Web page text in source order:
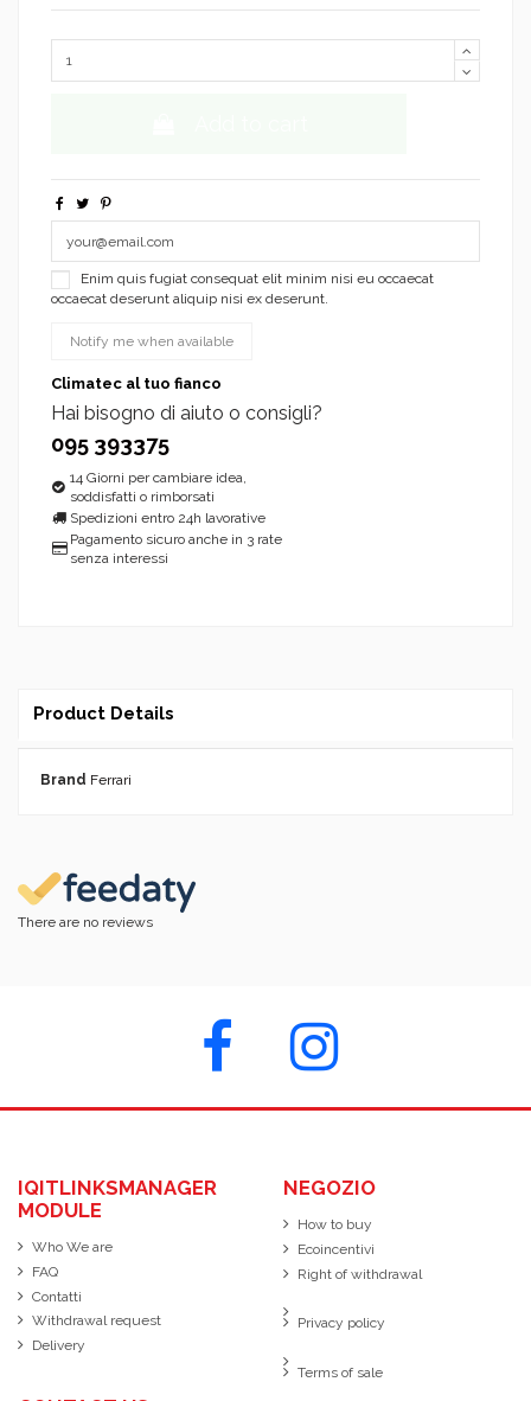
Enim quis fugiat consequat elit minim nisi eu occaecat
occaecat deserunt aliquip nisi ex deserunt.
Climatec al tuo fianco
Hai bisogno di aiuto o consigli?
095 393375
14 Giorni per cambiare idea,
soddisfatti o rimborsati
Spedizioni entro 24h lavorative
Pagamento sicuro anche in 3 rate
senza interessi
Product Details
Brand Ferrari
There are no reviews
IQITLINKSMANAGER
MODULE
Who We are
FAQ
Contatti
Withdrawal request
Delivery
NEGOZIO
How to buy
Ecoincentivi
Right of withdrawal
Privacy policy
Terms of sale